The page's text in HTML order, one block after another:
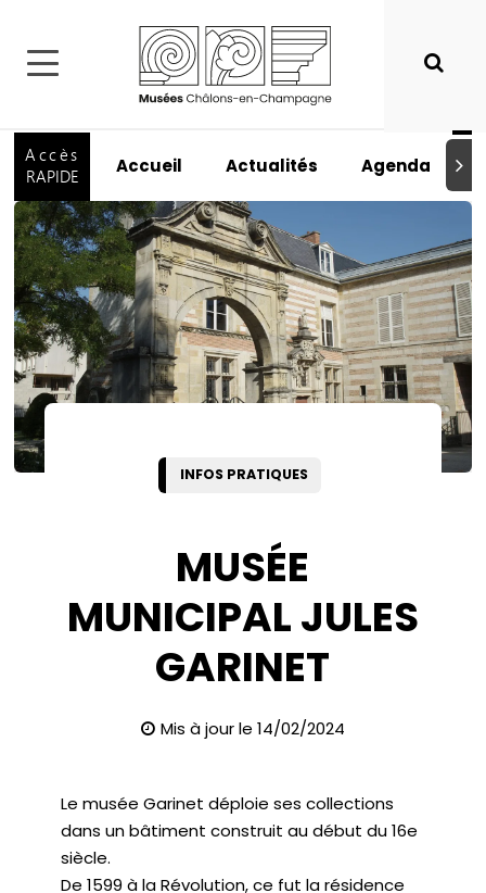
Accès
RAPIDE
Accueil Actualités Agenda
INFOS PRATIQUES
MUSÉE
MUNICIPAL JULES
GARINET
Mis à jour le 14/02/2024
Le musée Garinet déploie ses collections
dans un bâtiment construit au début du 16e
siècle.
De 1599 à la Révolution, ce fut la résidence